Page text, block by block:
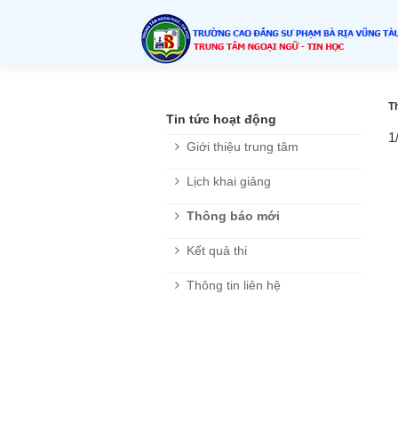
Tin tức hoạt động
Giới thiệu trung tâm
Lịch khai giảng
Thông báo mới
Kết quả thi
Thông tin liên hệ